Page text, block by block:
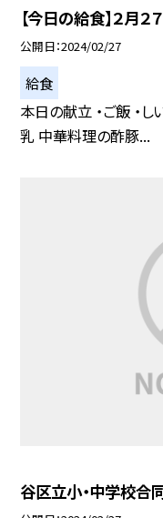
【今日の給食】２月２７
公開日 2024/02/27
給食
本日の献立 ・ご飯 ・
乳 中華料理の酢豚...
谷区立小・中学校合